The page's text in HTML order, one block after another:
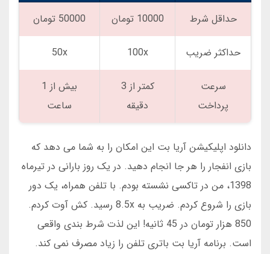
حداقل شرط 10000 تومان 50000 تومان
حداکثر ضریب 100x
50x
سرعت
پرداخت
کمتر از 3
دقیقه
بیش از 1
ساعت
دانلود اپلیکیشن آریا بت این امکان را به شما می دهد که
بازی انفجار را هر جا انجام دهید. در یک روز بارانی در تیرماه
1398، من در تاکسی نشسته بودم. با تلفن همراه، یک دور
بازی را شروع کردم. ضریب به 8.5x رسید. کش آوت کردم.
850 هزار تومان در 45 ثانیه! این لذت شرط بندی واقعی
است. برنامه آریا بت باتری تلفن را زیاد مصرف نمی کند.